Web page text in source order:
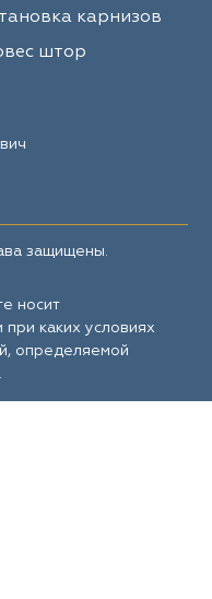
карнизов
штор
защищены.
носит
каких условиях
определяемой